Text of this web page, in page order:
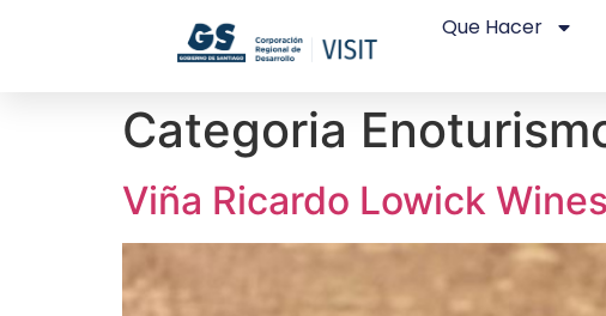
Que Hacer
Categoria
Viña Ricardo Lowick Wines